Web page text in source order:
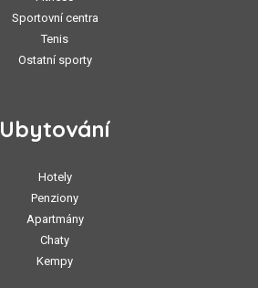
Sportovní centra
Tenis
Ostatní sporty
Ubytování
Hotely
Penziony
Apartmány
Chaty
Kempy